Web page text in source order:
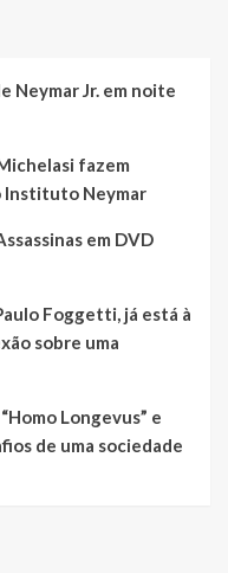
Neymar Jr. em noite
fazem
Instituto Neymar
em DVD
Foggetti, já está à
sobre uma
Longevus” e
de uma sociedade